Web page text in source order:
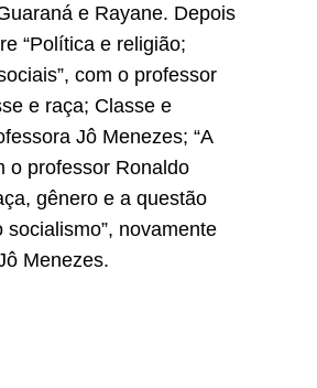
e Rayane. Depois
“Política e religião;
com o professor
e raça; Classe e
Jô Menezes; “A
o professor Ronaldo
gênero e a questão
novamente
Menezes.